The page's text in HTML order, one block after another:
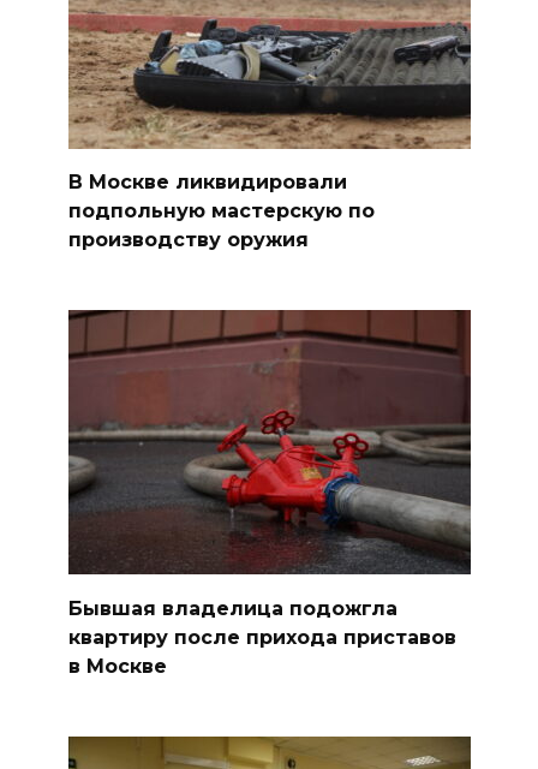
В Москве ликвидировали
подпольную мастерскую по
производству оружия
Бывшая владелица подожгла
квартиру после прихода приставов
в Москве